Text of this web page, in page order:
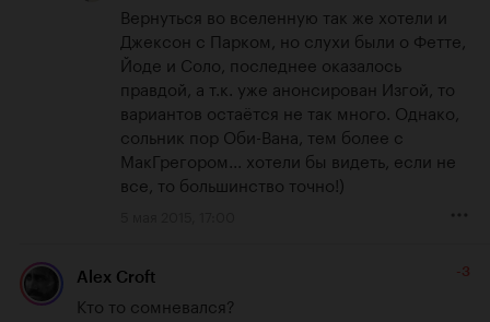
Вернуться во вселенную так же хотели и
Джексон с Парком, но слухи были о Фетте,
Йоде и Соло, последнее оказалось
правдой, а т.к. уже анонсирован Изгой, то
вариантов остаётся не так много. Однако,
сольник пор Оби-Вана, тем более с
МакГрегором... хотели бы видеть, если не
все, то большинство точно!)
Alex Croft -3
Кто то сомневался?